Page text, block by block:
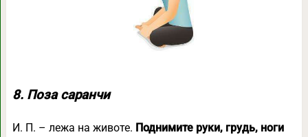
8. Поза саранчи
И. П. – лежа на животе. Поднимите руки, грудь, ноги